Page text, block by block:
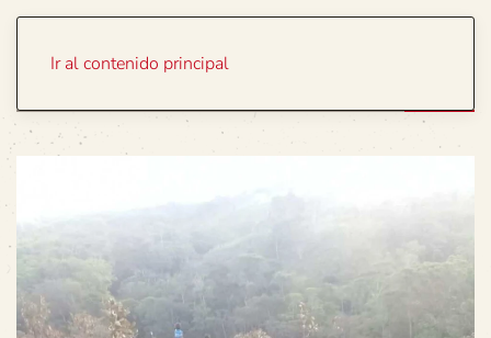
Ir al contenido principal